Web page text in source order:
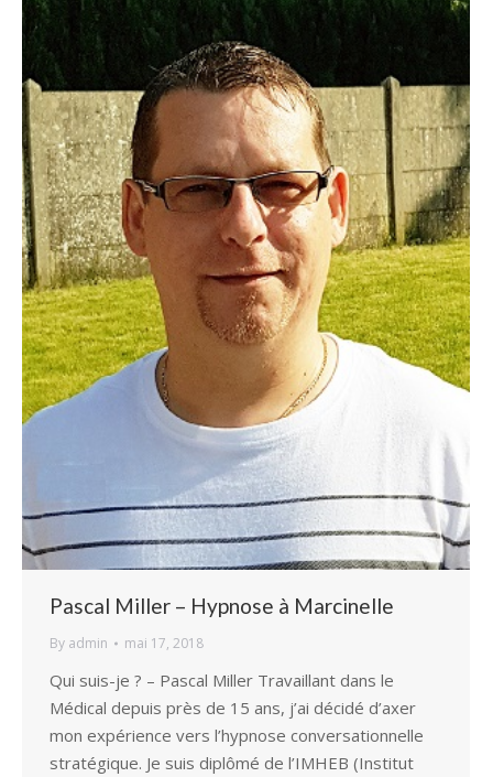
Pascal Miller – Hypnose à Marcinelle
By admin mai 17, 2018
Qui suis-je ? – Pascal Miller Travaillant dans le
Médical depuis près de 15 ans, j’ai décidé d’axer
mon expérience vers l’hypnose conversationnelle
stratégique. Je suis diplômé de l’IMHEB (Institut